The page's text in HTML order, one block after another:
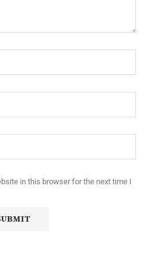
in this browser for the next time I